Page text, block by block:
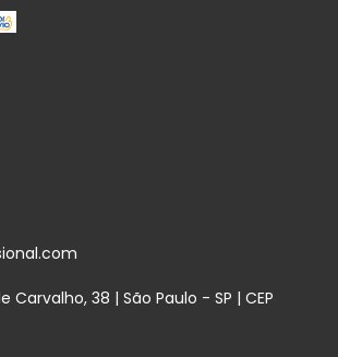
Carvalho, 38 | São Paulo - SP | CEP